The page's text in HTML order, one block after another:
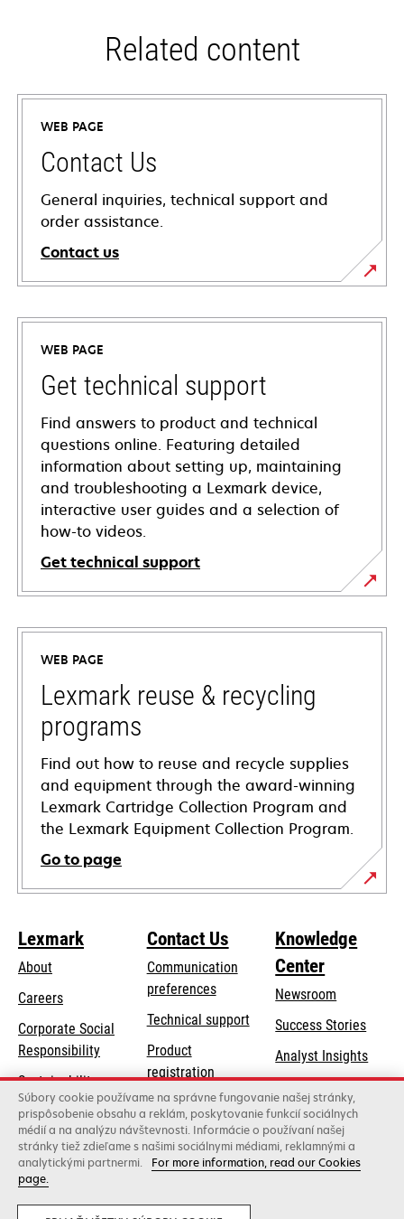
Related content
WEB PAGE
Contact Us
General inquiries, technical support and
order assistance.
Contact us
WEB PAGE
Get technical support
Find answers to product and technical
questions online. Featuring detailed
information about setting up, maintaining
and troubleshooting a Lexmark device,
interactive user guides and a selection of
how-to videos.
Get technical support
opens
in
new
tab
WEB PAGE
Lexmark reuse & recycling
programs
Find out how to reuse and recycle supplies
and equipment through the award-winning
Lexmark Cartridge Collection Program and
the Lexmark Equipment Collection Program.
Go to page
Lexmark
About
Careers
Corporate Social
Responsibilityopens
a
new
tab
Sustainability
Lexmark Partners
Contact Us
Communication
preferences
Technical supportopens
new
tab
Product
registration
Find a dealer
List of wholesalers
Knowledge
Center
Newsroom
Success Stories
Analyst Insights
©2026 All rights reserved.
Súbory cookie používame na správne fungovanie našej stránky,
prispôsobenie obsahu a reklám, poskytovanie funkcií sociálnych
médií a na analýzu návštevnosti. Informácie o používaní našej
stránky tiež zdieľame s našimi sociálnymi médiami, reklamnými a
analytickými partnermi.
For more information, read our Cookies
page.